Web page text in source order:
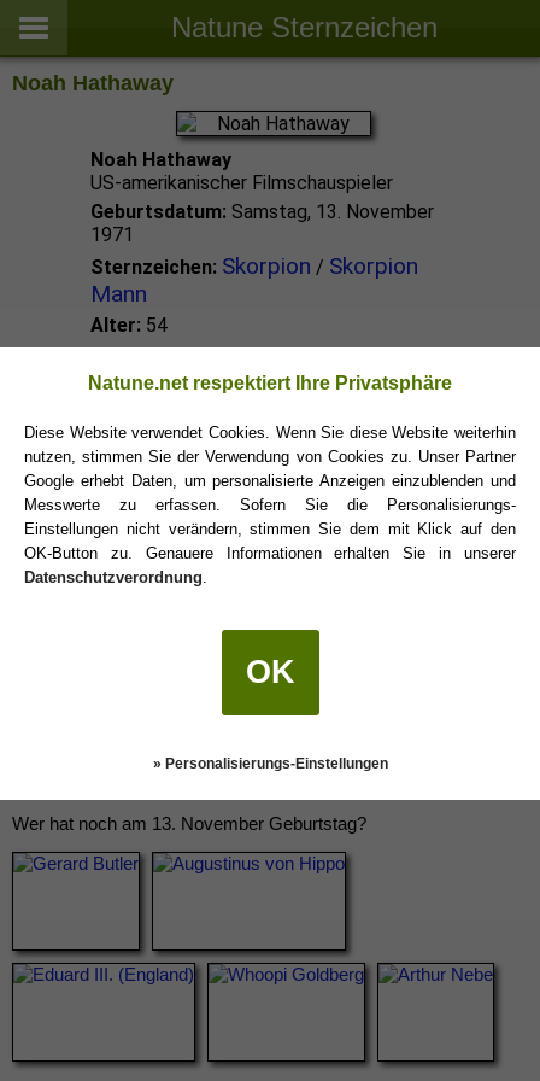
Natune Sternzeichen
Noah Hathaway
Noah Hathaway
US-amerikanischer Filmschauspieler
Geburtsdatum: Samstag, 13. November
1971
Sternzeichen: Skorpion / Skorpion
Mann
Alter: 54
Skorpion Promis
Skorpion Sternzeichen
Wer hat noch am 13. November Geburtstag?
Natune.net respektiert Ihre Privatsphäre
Diese Website verwendet Cookies. Wenn Sie diese Website weiterhin
nutzen, stimmen Sie der Verwendung von Cookies zu. Unser Partner
Google erhebt Daten, um personalisierte Anzeigen einzublenden und
Messwerte zu erfassen. Sofern Sie die Personalisierungs-
Einstellungen nicht verändern, stimmen Sie dem mit Klick auf den
OK-Button zu. Genauere Informationen erhalten Sie in unserer
Datenschutzverordnung
OK
» Personalisierungs-Einstellungen